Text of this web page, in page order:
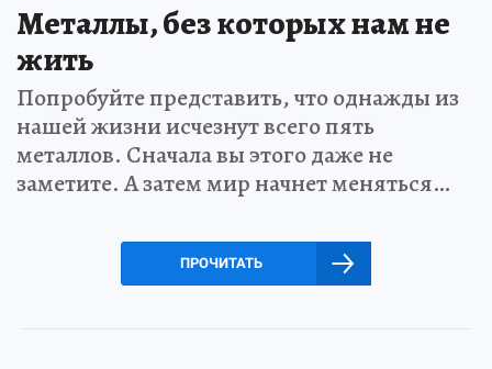
Металлы, без которых нам не
жить
Попробуйте представить, что однажды из
нашей жизни исчезнут всего пять
металлов. Сначала вы этого даже не
заметите. А затем мир начнет меняться…
ПРОЧИТАТЬ